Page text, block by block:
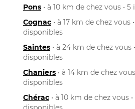
Pons • à 10 km de chez vous •
Cognac • à 17 km de chez vous
disponibles
Saintes • à 24 km de chez vous
disponibles
Chaniers • à 14 km de chez
disponibles
Chérac • à 10 km de chez vous